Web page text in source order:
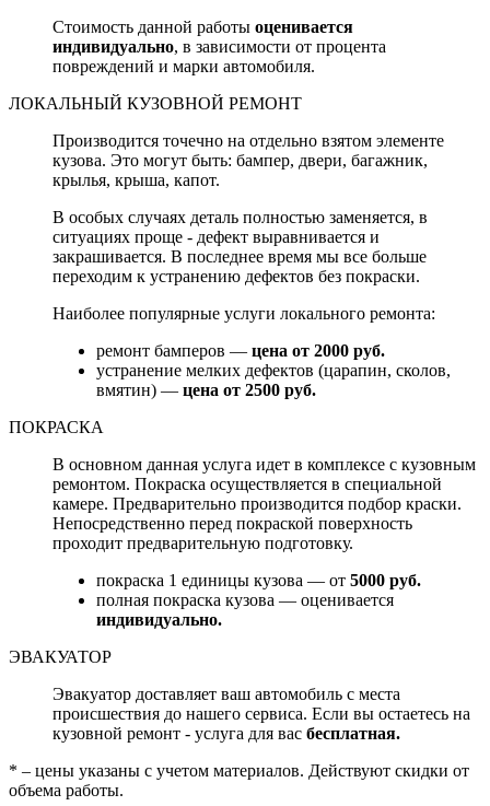
Стоимость данной работы оценивается
индивидуально, в зависимости от процента
повреждений и марки автомобиля.
ЛОКАЛЬНЫЙ КУЗОВНОЙ РЕМОНТ
Производится точечно на отдельно взятом элементе
кузова. Это могут быть: бампер, двери, багажник,
крылья, крыша, капот.
В особых случаях деталь полностью заменяется, в
ситуациях проще - дефект выравнивается и
закрашивается. В последнее время мы все больше
переходим к устранению дефектов без покраски.
Наиболее популярные услуги локального ремонта:
ремонт бамперов — цена от 2000 руб.
устранение мелких дефектов (царапин, сколов,
вмятин) — цена от 2500 руб.
ПОКРАСКА
В основном данная услуга идет в комплексе с кузовным
ремонтом. Покраска осуществляется в специальной
камере. Предварительно производится подбор краски.
Непосредственно перед покраской поверхность
проходит предварительную подготовку.
покраска 1 единицы кузова — от 5000 руб.
полная покраска кузова — оценивается
индивидуально.
ЭВАКУАТОР
Эвакуатор доставляет ваш автомобиль с места
происшествия до нашего сервиса. Если вы остаетесь на
кузовной ремонт - услуга для вас бесплатная.
* – цены указаны с учетом материалов. Действуют скидки от
объема работы.